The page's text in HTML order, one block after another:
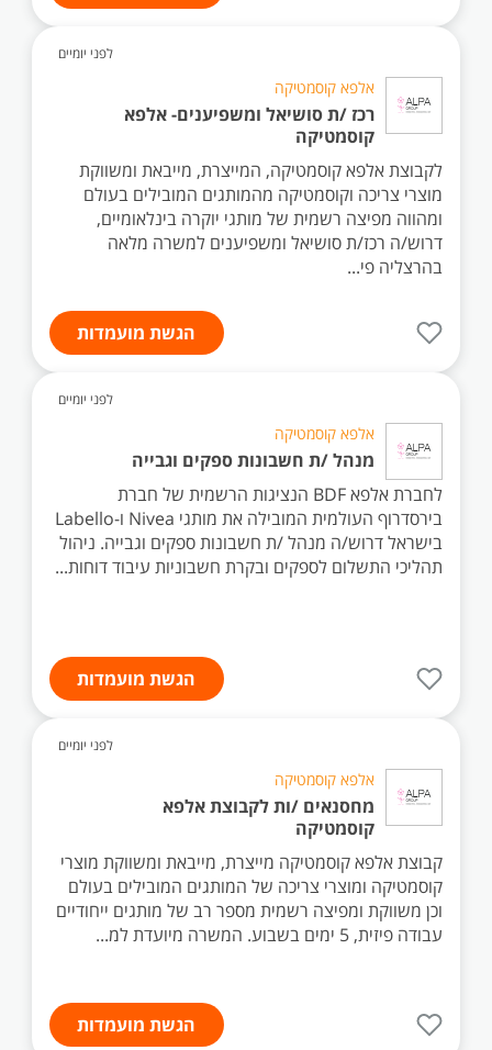
לפני יומיים
אלפא קוסמטיקה
רכז /ת סושיאל ומשפיענים- אלפא
קוסמטיקה
לקבוצת אלפא קוסמטיקה, המייצרת, מייבאת ומשווקת
מוצרי צריכה וקוסמטיקה מהמותגים המובילים בעולם
ומהווה מפיצה רשמית של מותגי יוקרה בינלאומיים,
דרוש/ה רכז/ת סושיאל ומשפיענים למשרה מלאה
בהרצליה פי...
הגשת מועמדות
לפני יומיים
אלפא קוסמטיקה
מנהל /ת חשבונות ספקים וגבייה
לחברת אלפא BDF הנציגות הרשמית של חברת
בירסדרוף העולמית המובילה את מותגי Nivea ו-Labello
בישראל דרוש/ה מנהל /ת חשבונות ספקים וגבייה. ניהול
תהליכי התשלום לספקים ובקרת חשבוניות עיבוד דוחות...
הגשת מועמדות
לפני יומיים
אלפא קוסמטיקה
מחסנאים /ות לקבוצת אלפא
קוסמטיקה
קבוצת אלפא קוסמטיקה מייצרת, מייבאת ומשווקת מוצרי
קוסמטיקה ומוצרי צריכה של המותגים המובילים בעולם
וכן משווקת ומפיצה רשמית מספר רב של מותגים ייחודיים
עבודה פיזית, 5 ימים בשבוע. המשרה מיועדת למ...
הגשת מועמדות